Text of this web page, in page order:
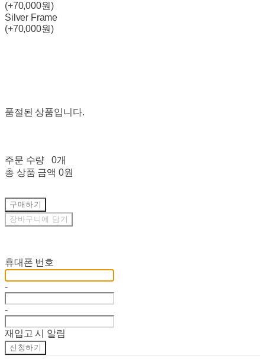
(+70,000원)
Silver Frame
(+70,000원)
품절된 상품입니다.
주문 수량
0개
총 상품 금액 0원
구매하기
장바구니에 담기
휴대폰 번호
-
-
재입고 시 알림
신청하기